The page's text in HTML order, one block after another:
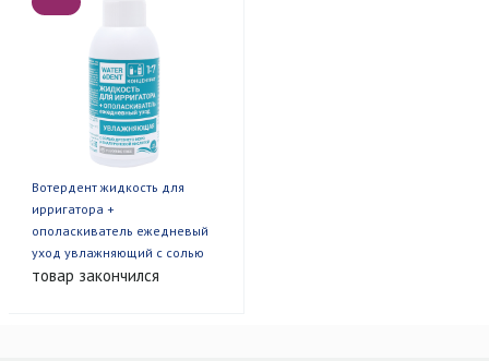
Вотердент жидкость для
ирригатора +
ополаскиватель ежедневый
уход увлажняющий с солью
древнего моря и
товар закончился